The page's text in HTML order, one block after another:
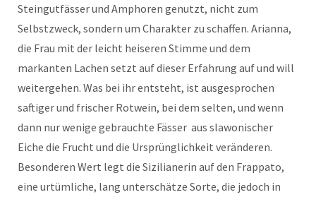
Steingutfässer und Amphoren genutzt, nicht zum
Selbstzweck, sondern um Charakter zu schaffen. Arianna,
die Frau mit der leicht heiseren Stimme und dem
markanten Lachen setzt auf dieser Erfahrung auf und will
weitergehen. Was bei ihr entsteht, ist ausgesprochen
saftiger und frischer Rotwein, bei dem selten, und wenn
dann nur wenige gebrauchte Fässer aus slawonischer
Eiche die Frucht und die Ursprünglichkeit veränderen.
Besonderen Wert legt die Sizilianerin auf den Frappato,
eine urtümliche, lang unterschätze Sorte, die jedoch in